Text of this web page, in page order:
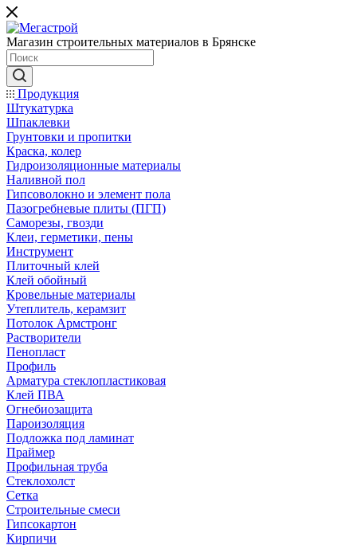
Магазин строительных материалов в Брянске
Продукция
Штукатурка
Шпаклевки
Грунтовки и пропитки
Краска, колер
Гидроизоляционные материалы
Наливной пол
Гипсоволокно и элемент пола
Пазогребневые плиты (ПГП)
Саморезы, гвозди
Клеи, герметики, пены
Инструмент
Плиточный клей
Клей обойный
Кровельные материалы
Утеплитель, керамзит
Потолок Армстронг
Растворители
Пенопласт
Профиль
Арматура стеклопластиковая
Клей ПВА
Огнебиозащита
Пароизоляция
Подложка под ламинат
Праймер
Профильная труба
Стеклохолст
Сетка
Строительные смеси
Гипсокартон
Кирпичи